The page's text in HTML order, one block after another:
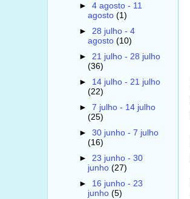
► 4 agosto - 11
agosto (1)
► 28 julho - 4
agosto (10)
► 21 julho - 28 julho
(36)
► 14 julho - 21 julho
(22)
► 7 julho - 14 julho
(25)
► 30 junho - 7 julho
(16)
► 23 junho - 30
junho (27)
► 16 junho - 23
junho (5)